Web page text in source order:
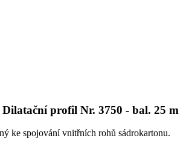
profil Nr. 3750 - bal. 25 m
ke spojování vnitřních rohů sádrokartonu.